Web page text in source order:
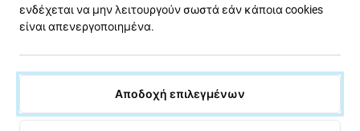
την εμφάνιση. Για να μάθετε περισσότερα σχετικά με
την ποιότητα, διαβάστε το ιστολόγιό μας όπου
Συναρμολόγηση και συμβουλές:
ενδέχεται να μην λειτουργούν σωστά εάν κάποια cookies
είναι απενεργοποιημένα.
Αποδοχή επιλεγμένων